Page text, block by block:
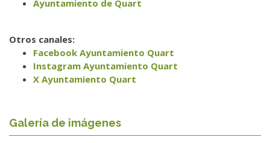
Ayuntamiento de Quart
Otros canales:
Facebook Ayuntamiento Quart
Instagram Ayuntamiento Quart
X Ayuntamiento Quart
Galería de imágenes